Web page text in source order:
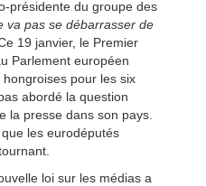
présidente du groupe des
va pas se débarrasser de
Ce 19 janvier, le Premier
Parlement européen
pour les six
abordé la question
la presse dans son pays.
les eurodéputés
loi sur les médias a